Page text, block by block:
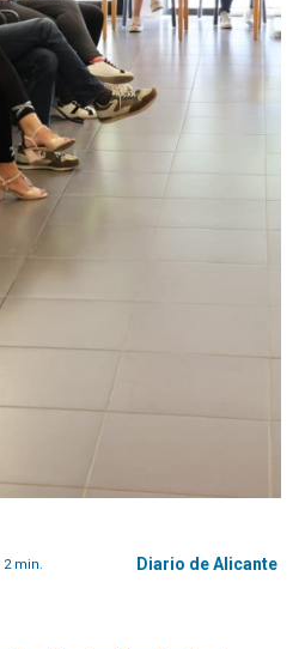
2min. Diario de Alicante